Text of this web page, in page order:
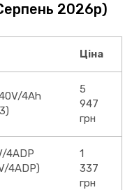
2026р)
Ціна
4Аh
5
947
грн
4АDP
4АDP)
1
337
грн